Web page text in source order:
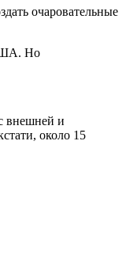
очаровательные
Но
внешней и
около 15